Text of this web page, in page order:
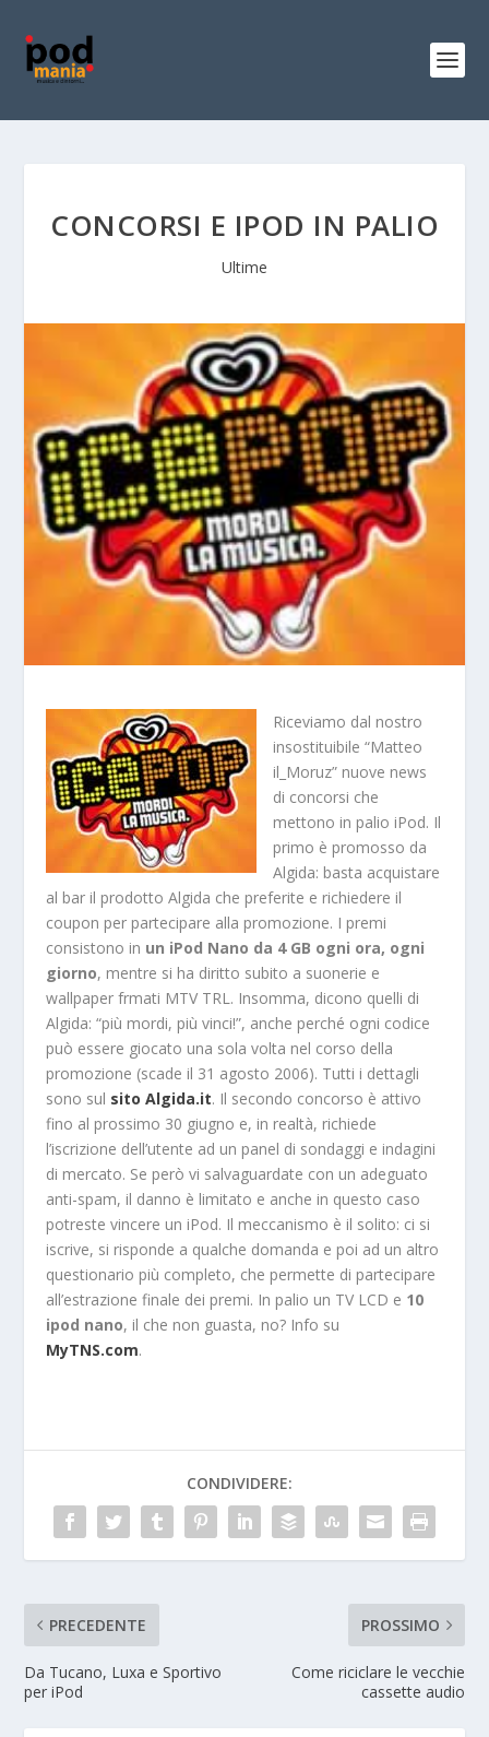
CONCORSI E IPOD IN PALIO
Ultime
Riceviamo dal nostro
insostituibile “Matteo
il_Moruz” nuove news
di concorsi che
mettono in palio iPod. Il
primo è promosso da
Algida: basta acquistare
al bar il prodotto Algida che preferite e richiedere il
coupon per partecipare alla promozione. I premi
consistono in un iPod Nano da 4 GB ogni ora, ogni
giorno, mentre si ha diritto subito a suonerie e
wallpaper frmati MTV TRL. Insomma, dicono quelli di
Algida: “più mordi, più vinci!”, anche perché ogni codice
può essere giocato una sola volta nel corso della
promozione (scade il 31 agosto 2006). Tutti i dettagli
sono sul sito Algida.it. Il secondo concorso è attivo
fino al prossimo 30 giugno e, in realtà, richiede
l’iscrizione dell’utente ad un panel di sondaggi e indagini
di mercato. Se però vi salvaguardate con un adeguato
anti-spam, il danno è limitato e anche in questo caso
potreste vincere un iPod. Il meccanismo è il solito: ci si
iscrive, si risponde a qualche domanda e poi ad un altro
questionario più completo, che permette di partecipare
all’estrazione finale dei premi. In palio un TV LCD e 10
ipod nano, il che non guasta, no? Info su
MyTNS.com.
CONDIVIDERE:
PRECEDENTE
Da Tucano, Luxa e Sportivo
per iPod
PROSSIMO
Come riciclare le vecchie
cassette audio